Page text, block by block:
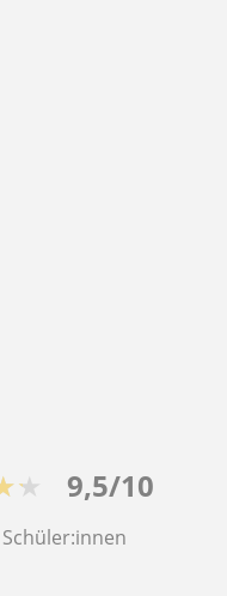
9,5/10